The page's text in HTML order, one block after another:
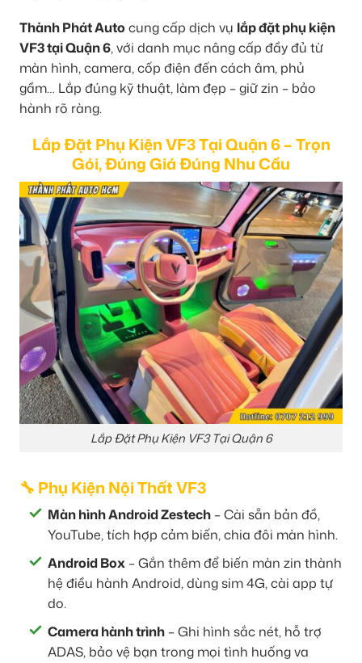
Thành Phát Auto cung cấp dịch vụ lắp đặt phụ kiện
VF3 tại Quận 6, với danh mục nâng cấp đầy đủ từ
màn hình, camera, cốp điện đến cách âm, phủ
gầm… Lắp đúng kỹ thuật, làm đẹp – giữ zin – bảo
hành rõ ràng.
Lắp Đặt Phụ Kiện VF3 Tại Quận 6 – Trọn
Gói, Đúng Giá Đúng Nhu Cầu
Lắp Đặt Phụ Kiện VF3 Tại Quận 6
🔧 Phụ Kiện Nội Thất VF3
Màn hình Android Zestech – Cài sẵn bản đồ,
YouTube, tích hợp cảm biến, chia đôi màn hình.
Android Box – Gắn thêm để biến màn zin thành
hệ điều hành Android, dùng sim 4G, cài app tự
do.
Camera hành trình – Ghi hình sắc nét, hỗ trợ
ADAS, bảo vệ bạn trong mọi tình huống va